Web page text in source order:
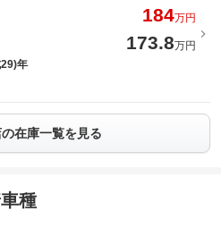
184万円
173.8万円
年
在庫一覧を見る
種